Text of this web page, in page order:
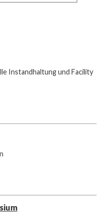
Instandhaltung und Facility